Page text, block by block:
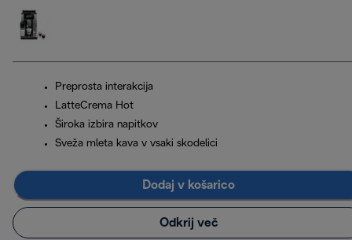
Preprosta interakcija
LatteCrema Hot
Široka izbira napitkov
Sveža mleta kava v vsaki skodelici
Dodaj v košarico
Odkrij več